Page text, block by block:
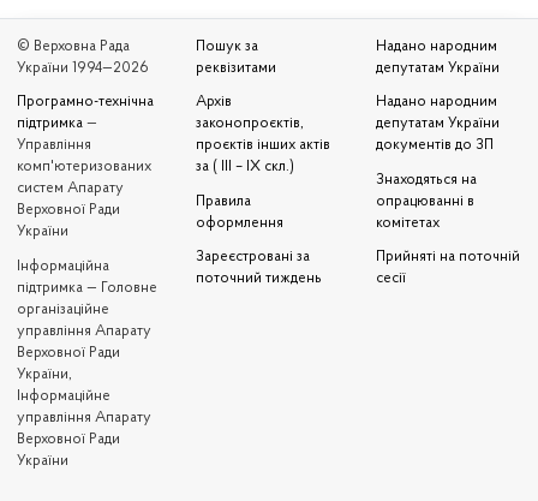
© Верховна Рада
України 1994—2026
Програмно-технічна
підтримка —
Управління
комп'ютеризованих
систем Апарату
Верховної Ради
України
Iнформаційна
підтримка — Головне
організаційне
управління Апарату
Верховної Ради
України,
Інформаційне
управління Апарату
Верховної Ради
України
Пошук за
реквізитами
Архів
законопроєктів,
проєктів інших актів
за ( III – IX скл.)
Правила
оформлення
Зареєстровані за
поточний тиждень
Надано народним
депутатам України
Надано народним
депутатам України
документів до ЗП
Знаходяться на
опрацюванні в
комітетах
Прийняті на поточній
сесії